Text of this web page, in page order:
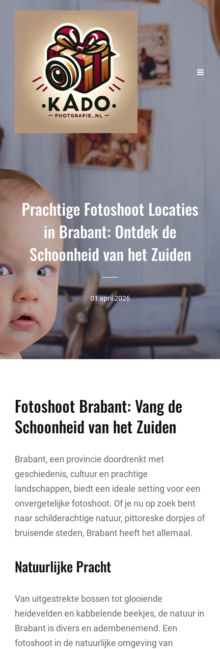
Prachtige Fotoshoot Locaties
in Brabant: Ontdek de
Schoonheid van het Zuiden
01 april 2026
Fotoshoot Brabant: Vang de
Schoonheid van het Zuiden
Brabant, een provincie doordrenkt met
geschiedenis, cultuur en prachtige
landschappen, biedt een ideale setting voor een
onvergetelijke fotoshoot. Of je nu op zoek bent
naar schilderachtige natuur, pittoreske dorpjes of
bruisende steden, Brabant heeft het allemaal.
Natuurlijke Pracht
Van uitgestrekte bossen tot glooiende
heidevelden en kabbelende beekjes, de natuur in
Brabant is divers en adembenemend. Een
fotoshoot in de natuurlijke omgeving van